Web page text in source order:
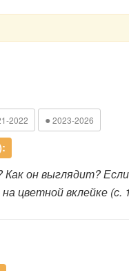
2022 ● 2023-2026
Как он выглядит?
цветной вклейке